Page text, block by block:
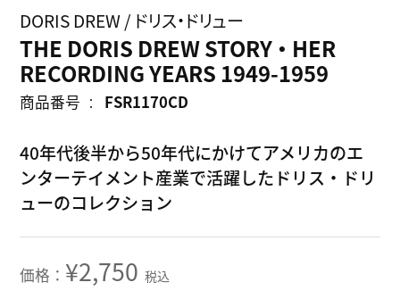
DORIS DREW / ドリス・ドリュー
THE DORIS DREW STORY ・ HER
RECORDING YEARS 1949-1959
商品番号 FSR1170CD
40年代後半から50年代にかけてアメリカのエ
ンターテイメント産業で活躍したドリス・ドリ
ューのコレクション
¥2,750 税込